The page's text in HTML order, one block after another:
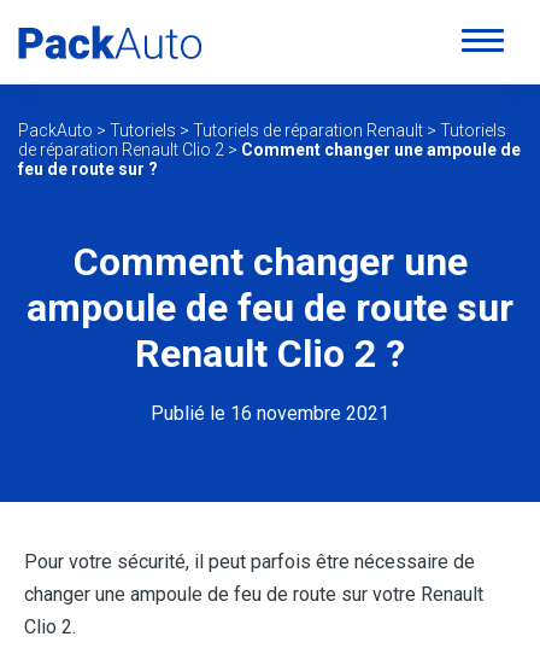
PackAuto > Tutoriels > Tutoriels de réparation Renault > Tutoriels
de réparation Renault Clio 2 > Comment changer une ampoule de
feu de route sur ?
Comment changer une
ampoule de feu de route sur
Renault Clio 2 ?
Publié le 16 novembre 2021
Pour votre sécurité, il peut parfois être nécessaire de
changer une ampoule de feu de route sur votre Renault
Clio 2.